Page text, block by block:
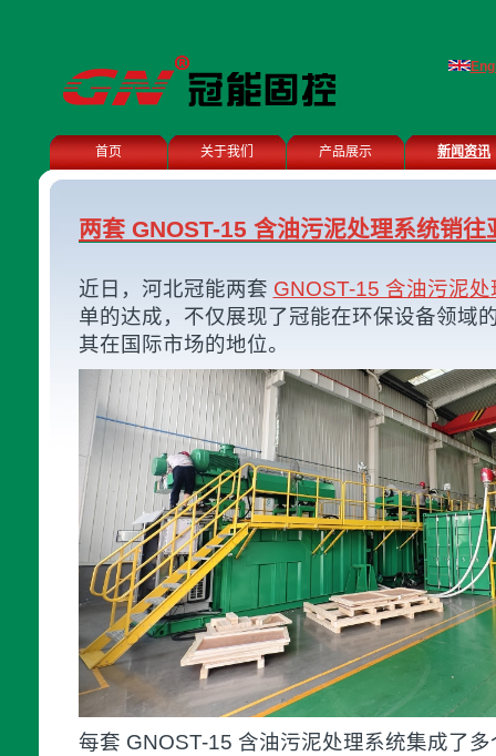
首页 关于我们 产品展示 新闻资讯
两套 GNOST-15 含油污泥处理系统销往
近日，河北冠能两套 GNOST-15 含油污泥处
单的达成，不仅展现了冠能在环保设备领域
其在国际市场的地位。
每套 GNOST-15 含油污泥处理系统集成了